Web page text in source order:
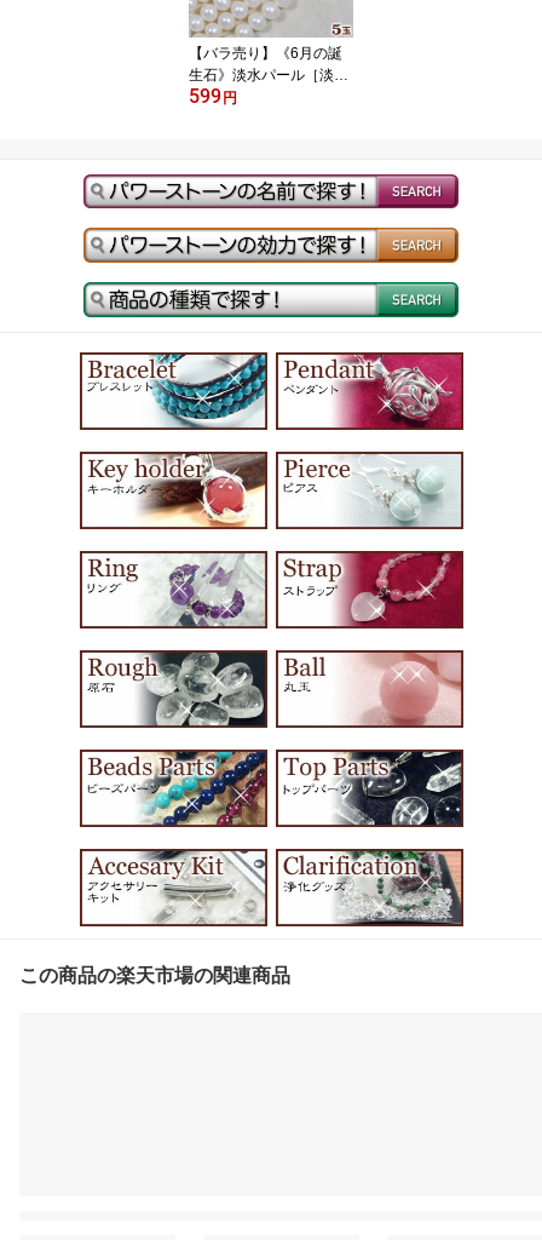
【バラ売り】《6月の誕
生石》淡水パール［淡水
真珠］～ホワイト～・丸
石・お守り・ハンドメイ
ド・手作り・パーツ・☆
清らかで気品に満ちた海
の宝石☆
599円
この商品の楽天市場の関連商品